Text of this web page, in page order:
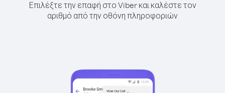
Επιλέξτε την επαφή στο Viber και καλέστε τον
αριθμό από την οθόνη πληροφοριών